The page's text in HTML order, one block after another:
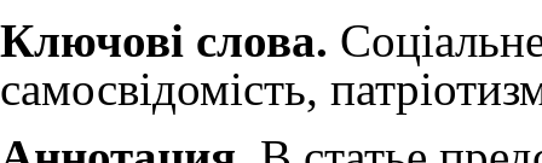
Ключові слова.
самосвідомість,